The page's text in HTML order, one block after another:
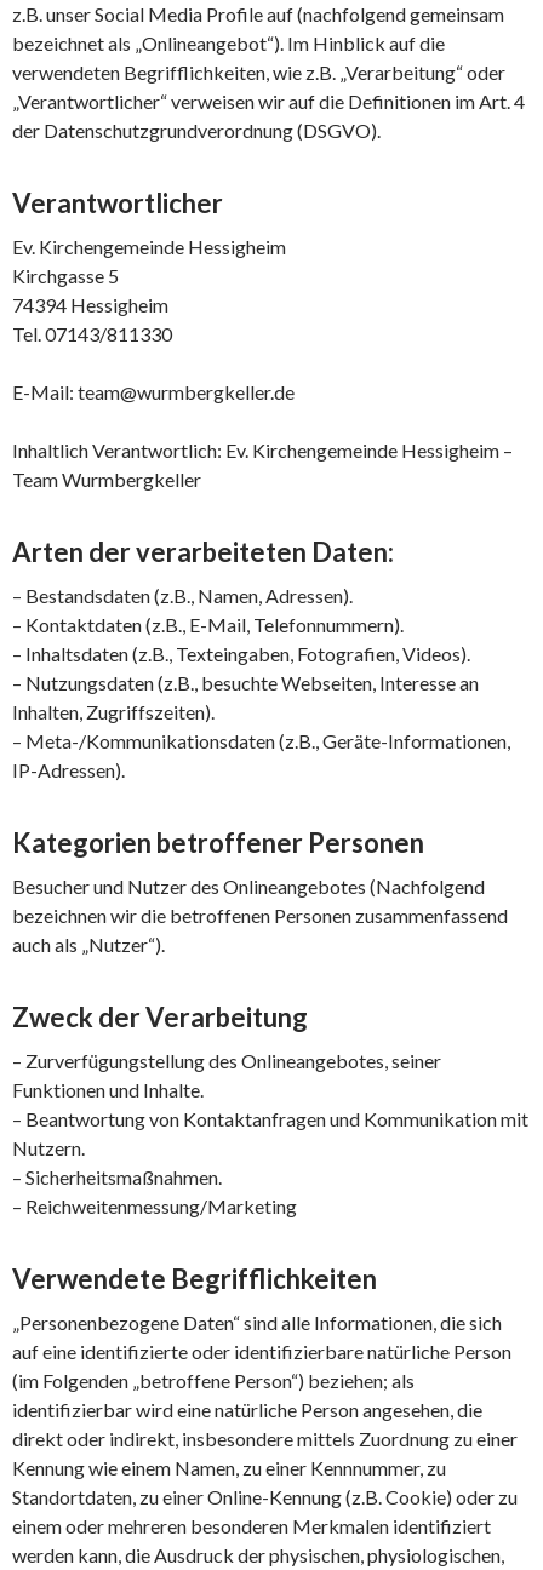
z.B. unser Social Media Profile auf (nachfolgend gemeinsam
bezeichnet als „Onlineangebot“). Im Hinblick auf die
verwendeten Begrifflichkeiten, wie z.B. „Verarbeitung“ oder
„Verantwortlicher“ verweisen wir auf die Definitionen im Art. 4
der Datenschutzgrundverordnung (DSGVO).
Verantwortlicher
Ev. Kirchengemeinde Hessigheim
Kirchgasse 5
74394 Hessigheim
Tel. 07143/811330
E-Mail: team@wurmbergkeller.de
Inhaltlich Verantwortlich: Ev. Kirchengemeinde Hessigheim –
Team Wurmbergkeller
Arten der verarbeiteten Daten:
– Bestandsdaten (z.B., Namen, Adressen).
– Kontaktdaten (z.B., E-Mail, Telefonnummern).
– Inhaltsdaten (z.B., Texteingaben, Fotografien, Videos).
– Nutzungsdaten (z.B., besuchte Webseiten, Interesse an
Inhalten, Zugriffszeiten).
– Meta-/Kommunikationsdaten (z.B., Geräte-Informationen,
IP-Adressen).
Kategorien betroffener Personen
Besucher und Nutzer des Onlineangebotes (Nachfolgend
bezeichnen wir die betroffenen Personen zusammenfassend
auch als „Nutzer“).
Zweck der Verarbeitung
– Zurverfügungstellung des Onlineangebotes, seiner
Funktionen und Inhalte.
– Beantwortung von Kontaktanfragen und Kommunikation mit
Nutzern.
– Sicherheitsmaßnahmen.
– Reichweitenmessung/Marketing
Verwendete Begrifflichkeiten
„Personenbezogene Daten“ sind alle Informationen, die sich
auf eine identifizierte oder identifizierbare natürliche Person
(im Folgenden „betroffene Person“) beziehen; als
identifizierbar wird eine natürliche Person angesehen, die
direkt oder indirekt, insbesondere mittels Zuordnung zu einer
Kennung wie einem Namen, zu einer Kennnummer, zu
Standortdaten, zu einer Online-Kennung (z.B. Cookie) oder zu
einem oder mehreren besonderen Merkmalen identifiziert
werden kann, die Ausdruck der physischen, physiologischen,